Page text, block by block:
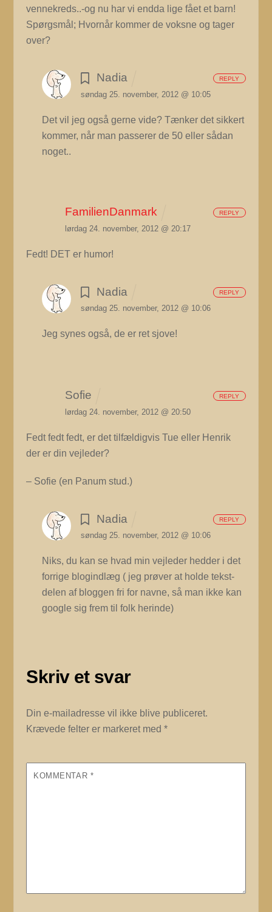
vennekreds..-og nu har vi endda lige fået et barn!
Spørgsmål; Hvornår kommer de voksne og tager
over?
Nadia
søndag 25. november, 2012 @ 10:05
Det vil jeg også gerne vide? Tænker det sikkert
kommer, når man passerer de 50 eller sådan
noget..
REPLY
FamilienDanmark
lørdag 24. november, 2012 @ 20:17
Fedt! DET er humor!
REPLY
Nadia
søndag 25. november, 2012 @ 10:06
Jeg synes også, de er ret sjove!
REPLY
Sofie
lørdag 24. november, 2012 @ 20:50
Fedt fedt fedt, er det tilfældigvis Tue eller Henrik
der er din vejleder?
– Sofie (en Panum stud.)
REPLY
Nadia
søndag 25. november, 2012 @ 10:06
Niks, du kan se hvad min vejleder hedder i det
forrige blogindlæg ( jeg prøver at holde tekst-
delen af bloggen fri for navne, så man ikke kan
google sig frem til folk herinde)
REPLY
Skriv et svar
Din e-mailadresse vil ikke blive publiceret.
Krævede felter er markeret med*
KOMMENTAR *